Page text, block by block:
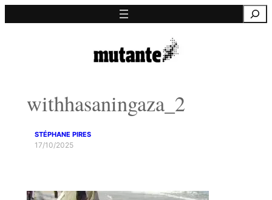
para
withhasaningaza_2
STÉPHANE PIRES
17/10/2025